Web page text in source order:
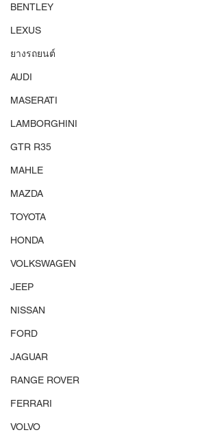
BENTLEY
LEXUS
ยางรถยนต์
AUDI
MASERATI
LAMBORGHINI
GTR R35
MAHLE
MAZDA
TOYOTA
HONDA
VOLKSWAGEN
JEEP
NISSAN
FORD
JAGUAR
RANGE ROVER
FERRARI
VOLVO